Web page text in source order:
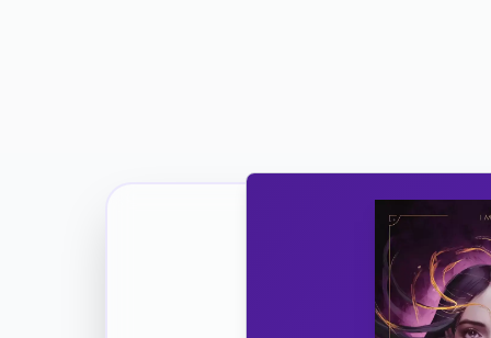
Ricevi la Tua Copia